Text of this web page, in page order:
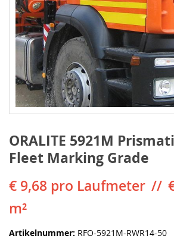
ORALITE 5921M
Fleet Marking Grade
€ 9,68 pro Laufmeter
m²
Artikelnummer RFO-5921M-RWR14-50